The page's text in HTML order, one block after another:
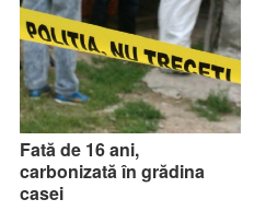
Fată de 16 ani,
carbonizată în grădina
casei